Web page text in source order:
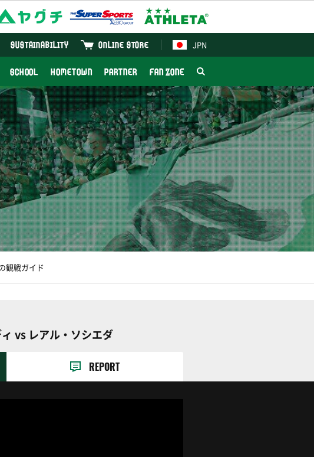
JPN
ONLINE STORE
SUSTAINABILITY
SCHOOL HOMETOWN PARTNER FAN ZONE
観戦ガイド
vs レアル・ソシエダ
REPORT